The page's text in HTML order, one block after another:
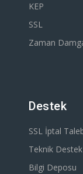
KEP
SSL
Zaman
Destek
SSL İptal
Teknik Destek
Bilgi Deposu